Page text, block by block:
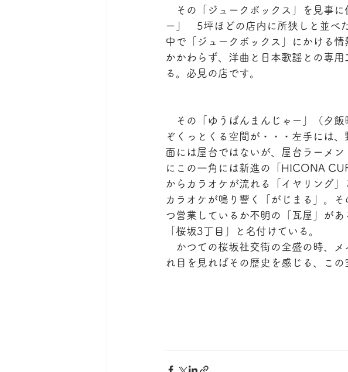
その「ジュークボックス」を見事に
ー」　5坪ほどの店内に所狭しと並べ
中で「ジュークボックス」にかける
かかわらず、洋曲と日本歌謡との専
る。必見の店です。
その「ゆうばんまんじゃー」（夕飯
ぞくっとくる空間が・・・左手には
面には屋台ではないが、屋台ラーメ
にこの一角には新進の「HICONA
からカラオケが流れる「イヤリング
カラオケが鳴り響く「がじまる」。
つ営業しているか不明の「瓦屋」が
「桜坂3丁目」と名付けている。
かつての桜坂社交街の全盛の時、メ
れ目を見ればその歴史を感じる、こ